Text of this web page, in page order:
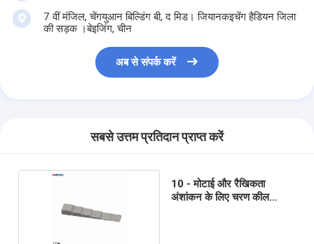
7 वीं मंजिल, चेंगयुआन बिल्डिंग बी, द मिड। जियानकइचेंग हैडियन जिला
की सड़क ।बेइजिंग, चीन
अब से संपर्क करें
सबसे उत्तम प्रतिदान प्राप्त करें
10 - मोटाई और रैखिकता
अंशांकन के लिए चरण कील